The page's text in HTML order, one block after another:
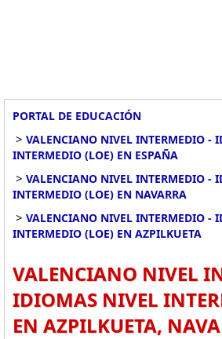
PORTAL DE EDUCACIÓN
> VALENCIANO NIVEL INTERMEDIO -
INTERMEDIO (LOE) EN ESPAÑA
> VALENCIANO NIVEL INTERMEDIO -
INTERMEDIO (LOE) EN NAVARRA
> VALENCIANO NIVEL INTERMEDIO -
INTERMEDIO (LOE) EN AZPILKUETA
VALENCIANO NIVEL
IDIOMAS NIVEL
EN AZPILKUETA,